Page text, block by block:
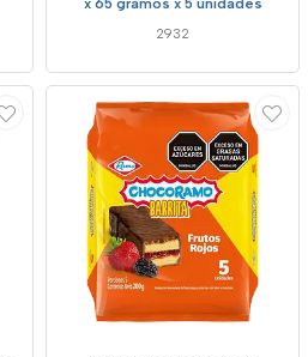
x 65 gramos x 5 unidades
2932